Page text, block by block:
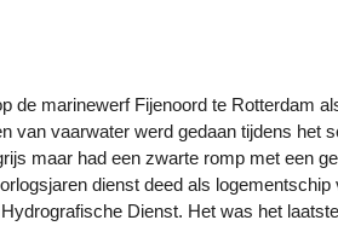
de marinewerf Fijenoord te Rotterdam
van vaarwater werd gedaan tijdens het
maar had een zwarte romp met een
dienst deed als
Dienst. Het was het